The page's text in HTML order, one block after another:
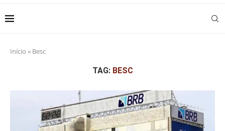
Início » Besc
TAG: BESC